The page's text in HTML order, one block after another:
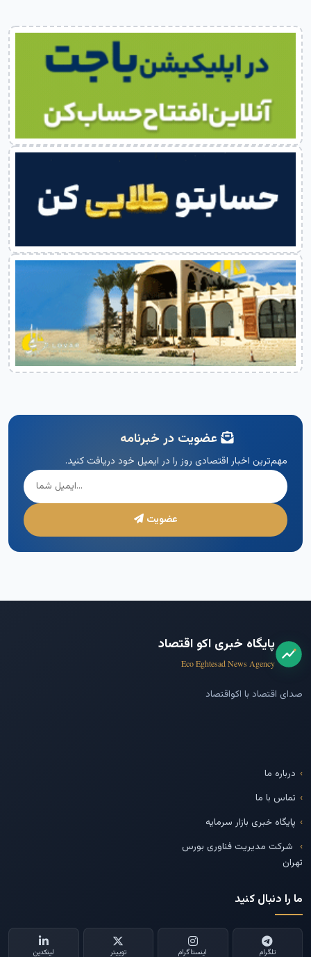
عضویت در خبرنامه
مهم‌ترین اخبار اقتصادی روز را در ایمیل خود دریافت کنید.
عضویت
پایگاه خبری اکو اقتصاد
Eco Eghtesad News Agency
صدای اقتصاد با اکواقتصاد
درباره ما
تماس با ما
پایگاه خبری بازار سرمایه
شرکت مدیریت فناوری بورس
تهران
ما را دنبال کنید
تلگرام اینستاگرام توییتر لینکدین